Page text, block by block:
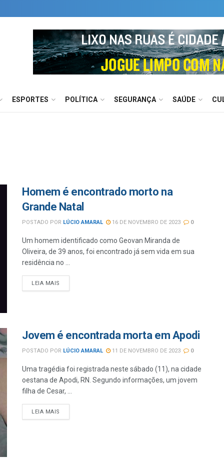
ESPORTES POLÍTICA SEGURANÇA SAÚDE
Homem é encontrado morto na
Grande Natal
POSTADO POR LÚCIO AMARAL 16 DE NOVEMBRO DE 2023 0
Um homem identificado como Geovan Miranda de
Oliveira, de 39 anos, foi encontrado já sem vida em sua
residência no ...
LEIA MAIS
Jovem é encontrada morta em Apodi
POSTADO POR LÚCIO AMARAL 11 DE NOVEMBRO DE 2023 0
Uma tragédia foi registrada neste sábado (11), na cidade
oestana de Apodi, RN. Segundo informações, um jovem
filha de Cesar, ...
LEIA MAIS